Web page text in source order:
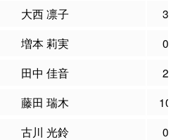
大西 凛子
3
増本 莉実
0
田中 佳音
2
藤田 瑞木
10
古川 光鈴
0